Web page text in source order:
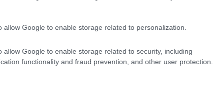
allow Google to enable storage related to personalization.
allow Google to enable storage related to security, including
functionality and fraud prevention, and other user protection.
Varga József két
egy NB I-es és egy NB II-es
II-es Kazincbarcikát játékosként, míg az